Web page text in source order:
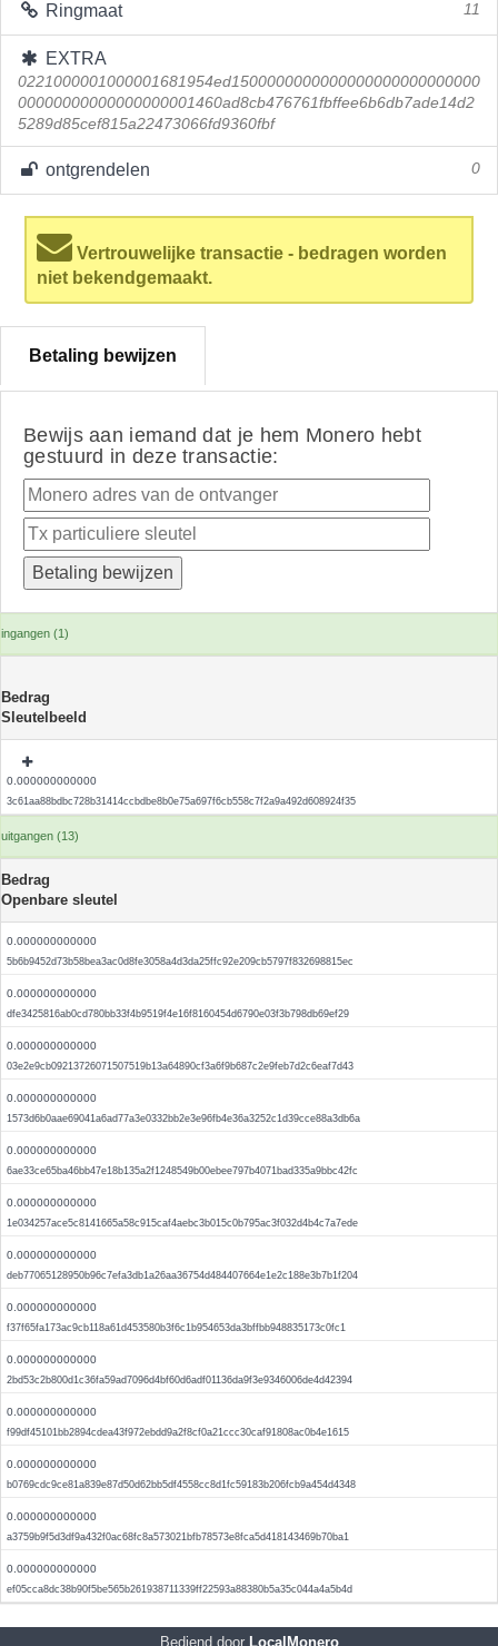
Ringmaat 11
EXTRA
0221000001000001681954ed1500000000000000000000000000
00000000000000000001460ad8cb476761fbffee6b6db7ade14d2
5289d85cef815a22473066fd9360fbf
ontgrendelen 0
Vertrouwelijke transactie - bedragen worden
niet bekendgemaakt.
Betaling bewijzen
Bewijs aan iemand dat je hem Monero hebt
gestuurd in deze transactie:
ingangen (1)
Bedrag
Sleutelbeeld
0.000000000000
3c61aa88bdbc728b31414ccbdbe8b0e75a697f6cb558c7f2a9a492d608924f35
uitgangen (13)
Bedrag
Openbare sleutel
0.000000000000
5b6b9452d73b58bea3ac0d8fe3058a4d3da25ffc92e209cb5797f832698815ec
0.000000000000
dfe3425816ab0cd780bb33f4b9519f4e16f8160454d6790e03f3b798db69ef29
0.000000000000
03e2e9cb09213726071507519b13a64890cf3a6f9b687c2e9feb7d2c6eaf7d43
0.000000000000
1573d6b0aae69041a6ad77a3e0332bb2e3e96fb4e36a3252c1d39cce88a3db6a
0.000000000000
6ae33ce65ba46bb47e18b135a2f1248549b00ebee797b4071bad335a9bbc42fc
0.000000000000
1e034257ace5c8141665a58c915caf4aebc3b015c0b795ac3f032d4b4c7a7ede
0.000000000000
deb77065128950b96c7efa3db1a26aa36754d484407664e1e2c188e3b7b1f204
0.000000000000
f37f65fa173ac9cb118a61d453580b3f6c1b954653da3bffbb948835173c0fc1
0.000000000000
2bd53c2b800d1c36fa59ad7096d4bf60d6adf01136da9f3e9346006de4d42394
0.000000000000
f99df45101bb2894cdea43f972ebdd9a2f8cf0a21ccc30caf91808ac0b4e1615
0.000000000000
b0769cdc9ce81a839e87d50d62bb5df4558cc8d1fc59183b206fcb9a454d4348
0.000000000000
a3759b9f5d3df9a432f0ac68fc8a573021bfb78573e8fca5d418143469b70ba1
0.000000000000
ef05cca8dc38b90f5be565b261938711339ff22593a88380b5a35c044a4a5b4d
Bediend doorLocalMonero